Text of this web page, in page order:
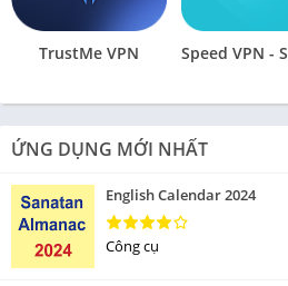
TrustMe VPN
ỨNG DỤNG MỚI NHẤT
English Calendar 2024
Công cụ